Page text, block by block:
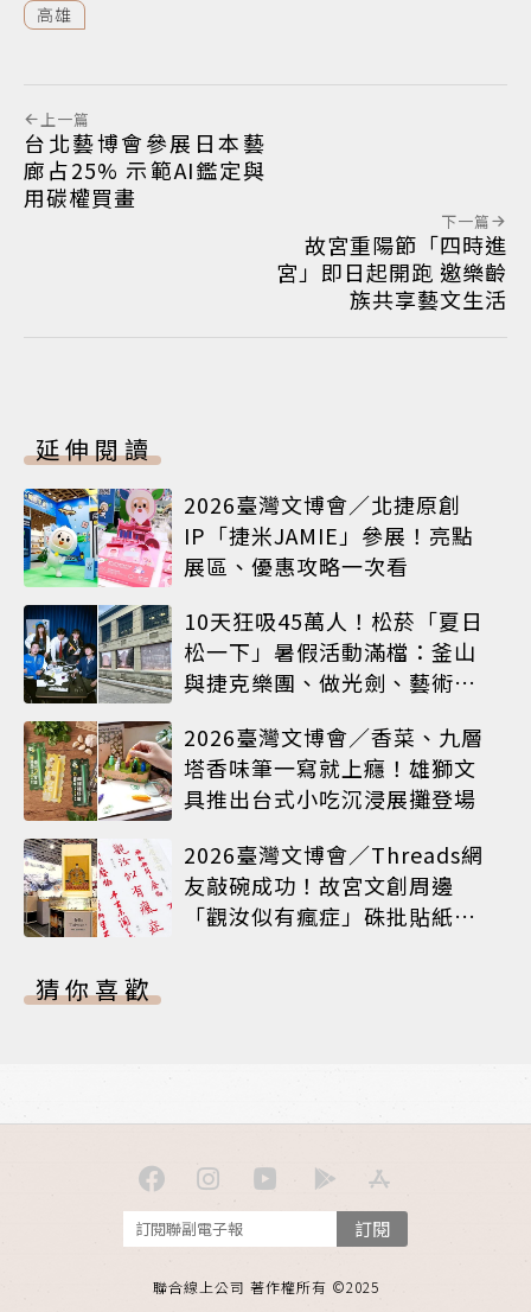
高雄
上一篇
台北藝博會參展日本藝
廊占25% 示範AI鑑定與
用碳權買畫
下一篇
故宮重陽節「四時進
宮」即日起開跑 邀樂齡
族共享藝文生活
延伸閱讀
2026臺灣文博會／北捷原創
IP「捷米JAMIE」參展！亮點
展區、優惠攻略一次看
10天狂吸45萬人！松菸「夏日
松一下」暑假活動滿檔：釜山
與捷克樂團、做光劍、藝術窗
2026臺灣文博會／香菜、九層
塔香味筆一寫就上癮！雄獅文
具推出台式小吃沉浸展攤登場
2026臺灣文博會／Threads網
友敲碗成功！故宮文創周邊
「觀汝似有瘋症」硃批貼紙搶
猜你喜歡
訂閱
聯合線上公司 著作權所有 ©2025